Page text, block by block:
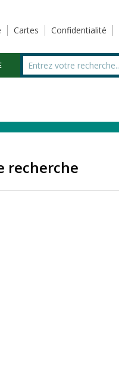
Cartes Confidentialité
recherche